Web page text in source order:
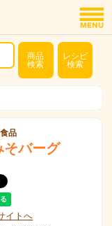
商品
検索
レシピ
検索
品
そバーグ
イトへ